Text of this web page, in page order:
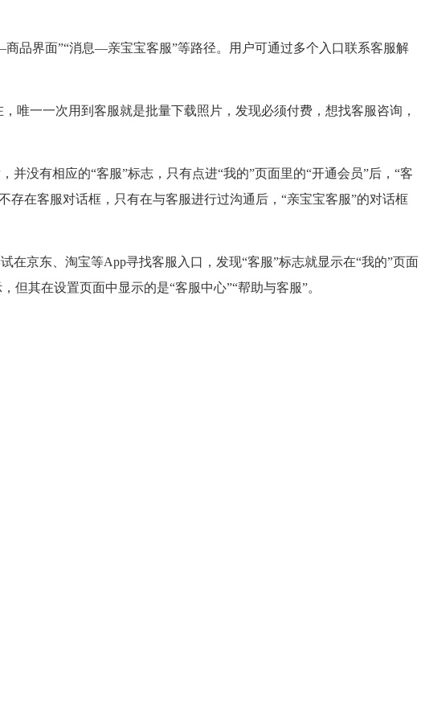
界面”“消息—亲宝宝客服”等路径。用户可通过多个入口联系客服解
一一次用到客服就是批量下载照片，发现必须付费，想找客服咨询，
没有相应的“客服”标志，只有点进“我的”页面里的“开通会员”后，“客
在客服对话框，只有在与客服进行过沟通后，“亲宝宝客服”的对话框
京东、淘宝等App寻找客服入口，发现“客服”标志就显示在“我的”页面
其在设置页面中显示的是“客服中心”“帮助与客服”。